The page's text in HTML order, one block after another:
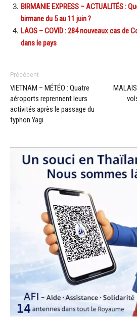
BIRMANIE EXPRESS – ACTUALITÉS :
birmane du 5 au 11 juin ?
LAOS – COVID : 284 nouveaux cas de
dans le pays
Précédent
VIETNAM – MÉTÉO : Quatre
aéroports reprennent leurs
activités après le passage du
typhon Yagi